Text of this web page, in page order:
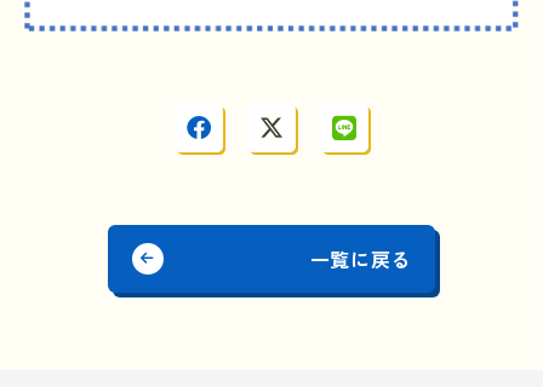
一覧に戻る